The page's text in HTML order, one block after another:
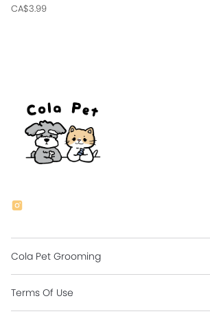
CA$3.99
Cola Pet Grooming
Grooming Intro
Contact Us
Terms Of Use